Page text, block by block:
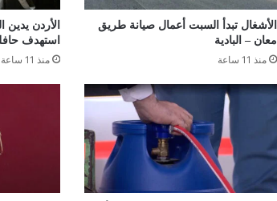
الأشغال تبدأ السبت أعمال صيانة طريق
معان – البادية
منذ 11 ساعة
الأردن يدين
استهدف
منذ 11 ساعة